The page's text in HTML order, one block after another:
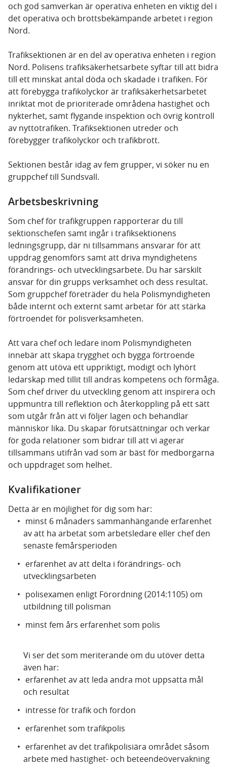
och god samverkan är operativa enheten en viktig del i
det operativa och brottsbekämpande arbetet i region
Nord.
Trafiksektionen är en del av operativa enheten i region
Nord. Polisens trafiksäkerhetsarbete syftar till att bidra
till ett minskat antal döda och skadade i trafiken. För
att förebygga trafikolyckor är trafiksäkerhetsarbetet
inriktat mot de prioriterade områdena hastighet och
nykterhet, samt flygande inspektion och övrig kontroll
av nyttotrafiken. Trafiksektionen utreder och
förebygger trafikolyckor och trafikbrott.
Sektionen består idag av fem grupper, vi söker nu en
gruppchef till Sundsvall.
Arbetsbeskrivning
Som chef för trafikgruppen rapporterar du till
sektionschefen samt ingår i trafiksektionens
ledningsgrupp, där ni tillsammans ansvarar för att
uppdrag genomförs samt att driva myndighetens
förändrings- och utvecklingsarbete. Du har särskilt
ansvar för din grupps verksamhet och dess resultat.
Som gruppchef företräder du hela Polismyndigheten
både internt och externt samt arbetar för att stärka
förtroendet för polisverksamheten.
Att vara chef och ledare inom Polismyndigheten
innebär att skapa trygghet och bygga förtroende
genom att utöva ett uppriktigt, modigt och lyhört
ledarskap med tillit till andras kompetens och förmåga.
Som chef driver du utveckling genom att inspirera och
uppmuntra till reflektion och återkoppling på ett sätt
som utgår från att vi följer lagen och behandlar
människor lika. Du skapar förutsättningar och verkar
för goda relationer som bidrar till att vi agerar
tillsammans utifrån vad som är bäst för medborgarna
och uppdraget som helhet.
Kvalifikationer
Detta är en möjlighet för dig som har:
minst 6 månaders sammanhängande erfarenhet
av att ha arbetat som arbetsledare eller chef den
senaste femårsperioden
erfarenhet av att delta i förändrings- och
utvecklingsarbeten
polisexamen enligt Förordning (2014:1105) om
utbildning till polisman
minst fem års erfarenhet som polis
Vi ser det som meriterande om du utöver detta
även har:
erfarenhet av att leda andra mot uppsatta mål
och resultat
intresse för trafik och fordon
erfarenhet som trafikpolis
erfarenhet av det trafikpolisiära området såsom
arbete med hastighet- och beteendeövervakning